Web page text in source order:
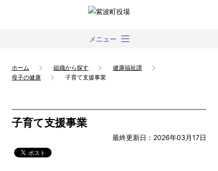
メニュー
ホーム 組織から探す
健康福祉課
母子の健康
子育て支援事業
子育て支援事業
最終更新日：2026年03月17日